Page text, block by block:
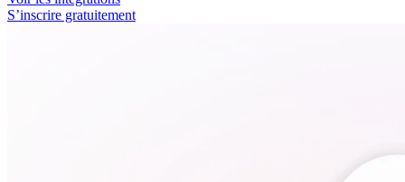
S’inscrire gratuitement